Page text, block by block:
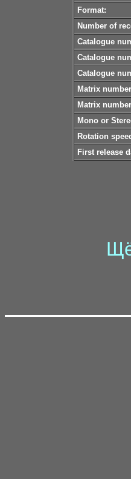
Format:
Number of
Catalogue
Catalogue
Catalogue
Matrix
Matrix
Mono or
Rotation
First release